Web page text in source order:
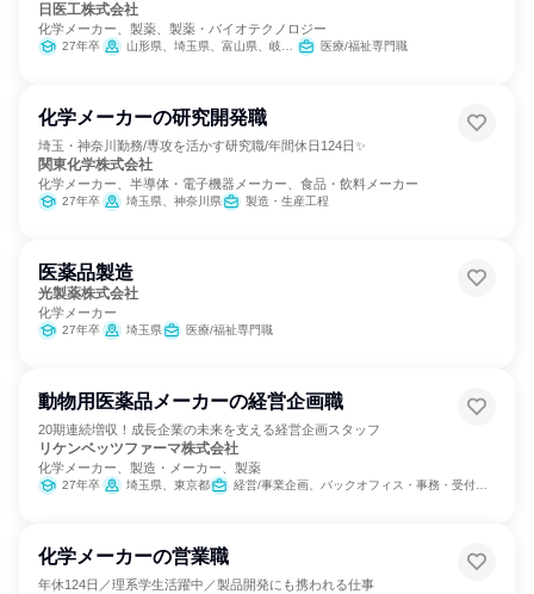
日医工株式会社
化学メーカー、製薬、製薬・バイオテクノロジー
27年卒 山形県、埼玉県、富山県、岐阜県、静岡県、愛知県 医療/福祉専門職
化学メーカーの研究開発職
埼玉・神奈川勤務/専攻を活かす研究職/年間休日124日✨
関東化学株式会社
化学メーカー、半導体・電子機器メーカー、食品・飲料メーカー
27年卒 埼玉県、神奈川県 製造・生産工程
医薬品製造
光製薬株式会社
化学メーカー
27年卒 埼玉県 医療/福祉専門職
動物用医薬品メーカーの経営企画職
20期連続増収！成長企業の未来を支える経営企画スタッフ
リケンベッツファーマ株式会社
化学メーカー、製造・メーカー、製薬
27年卒 埼玉県、東京都 経営/事業企画、バックオフィス・事務・受付、SCM/生産管理/購買/物流、経理/税務/財務、人事、総務、広報/IR、マーケティング・広告・宣伝、カスタマーサポート/コールセンター
化学メーカーの営業職
年休124日／理系学生活躍中／製品開発にも携われる仕事